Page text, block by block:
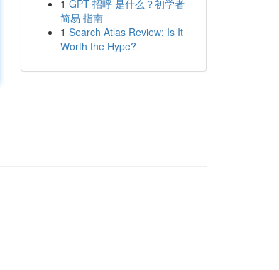
1 GPT 招呼 是什么？初学者
简易 指南
1 Search Atlas Review: Is It
Worth the Hype?